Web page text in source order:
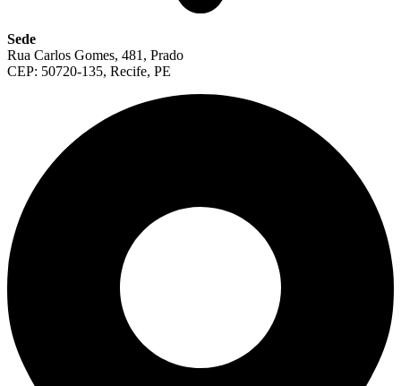
Sede
Rua Carlos Gomes, 481, Prado
CEP: 50720-135, Recife, PE